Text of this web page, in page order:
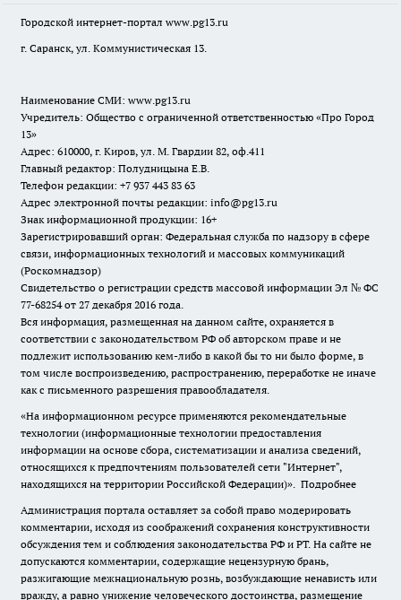
Городской интернет-портал www.pg13.ru
г. Саранск, ул. Коммунистическая 13.
Наименование СМИ: www.pg13.ru
Учредитель: Общество с ограниченной ответственностью «Про Город
13»
Адрес: 610000, г. Киров, ул. М. Гвардии 82, оф.411
Главный редактор: Полудницына Е.В.
Телефон редакции: +7 937 443 83 63
Адрес электронной почты редакции: info@pg13.ru
Знак информационной продукции: 16+
Зарегистрировавший орган: Федеральная служба по надзору в сфере
связи, информационных технологий и массовых коммуникаций
(Роскомнадзор)
Свидетельство о регистрации средств массовой информации Эл № ФС
77-68254 от 27 декабря 2016 года.
Вся информация, размещенная на данном сайте, охраняется в
соответствии с законодательством РФ об авторском праве и не
подлежит использованию кем-либо в какой бы то ни было форме, в
том числе воспроизведению, распространению, переработке не иначе
как с письменного разрешения правообладателя.
«На информационном ресурсе применяются рекомендательные
технологии (информационные технологии предоставления
информации на основе сбора, систематизации и анализа сведений,
относящихся к предпочтениям пользователей сети "Интернет",
находящихся на территории Российской Федерации)». Подробнее
Администрация портала оставляет за собой право модерировать
комментарии, исходя из соображений сохранения конструктивности
обсуждения тем и соблюдения законодательства РФ и РТ. На сайте не
допускаются комментарии, содержащие нецензурную брань,
разжигающие межнациональную рознь, возбуждающие ненависть или
вражду, а равно унижение человеческого достоинства, размещение